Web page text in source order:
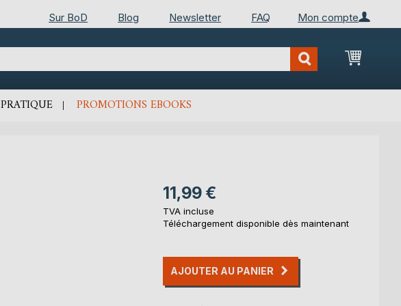
Mon compte
Sur BoD Blog Newsletter FAQ
Mon
PRATIQUE PROMOTIONS EBOOKS
11,99 €
TVA incluse
Téléchargement disponible dès maintenant
AJOUTER AU PANIER